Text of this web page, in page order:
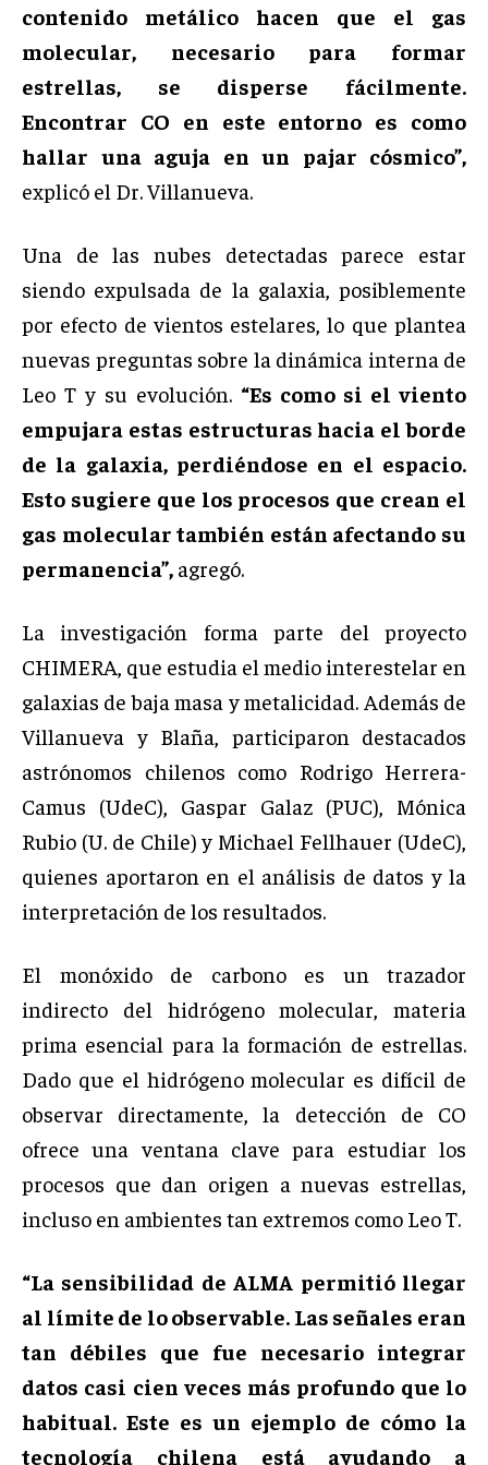
contenido metálico hacen que el gas
molecular, necesario para formar
estrellas, se disperse fácilmente.
Encontrar CO en este entorno es como
hallar una aguja en un pajar cósmico”,
explicó el Dr. Villanueva.
Una de las nubes detectadas parece estar
siendo expulsada de la galaxia, posiblemente
por efecto de vientos estelares, lo que plantea
nuevas preguntas sobre la dinámica interna de
Leo T y su evolución. “Es como si el viento
empujara estas estructuras hacia el borde
de la galaxia, perdiéndose en el espacio.
Esto sugiere que los procesos que crean el
gas molecular también están afectando su
permanencia”, agregó.
La investigación forma parte del proyecto
CHIMERA, que estudia el medio interestelar en
galaxias de baja masa y metalicidad. Además de
Villanueva y Blaña, participaron destacados
astrónomos chilenos como Rodrigo Herrera-
Camus (UdeC), Gaspar Galaz (PUC), Mónica
Rubio (U. de Chile) y Michael Fellhauer (UdeC),
quienes aportaron en el análisis de datos y la
interpretación de los resultados.
El monóxido de carbono es un trazador
indirecto del hidrógeno molecular, materia
prima esencial para la formación de estrellas.
Dado que el hidrógeno molecular es difícil de
observar directamente, la detección de CO
ofrece una ventana clave para estudiar los
procesos que dan origen a nuevas estrellas,
incluso en ambientes tan extremos como Leo T.
“La sensibilidad de ALMA permitió llegar
al límite de lo observable. Las señales eran
tan débiles que fue necesario integrar
datos casi cien veces más profundo que lo
habitual. Este es un ejemplo de cómo la
tecnología chilena está ayudando a